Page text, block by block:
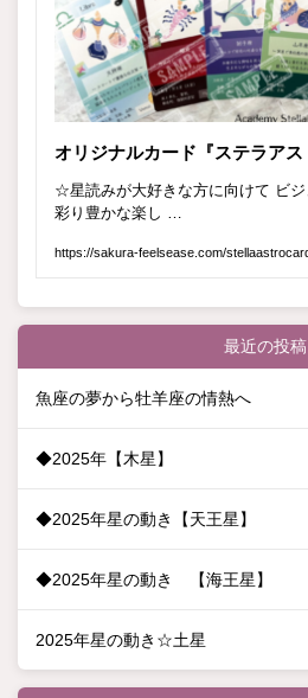
最近の投稿
魚座の夢から牡羊座の情熱へ
◆2025年【木星】
◆2025年星の動き【天王星】
◆2025年星の動き 【海王星】
2025年星の動き☆土星